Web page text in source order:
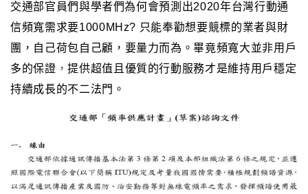
交通部官員們與學者們為何會預測出2020年台灣行動通
信頻寬需求要1000MHz? 只能奉勸想要競標的業者與財
團 ，自己荷包自己顧 ，要量力而為 。畢竟頻寬大並非用戶
多的保證 ，提供超值且優質的行動服務才是維持用戶穩定
持續成長的不二法門 。